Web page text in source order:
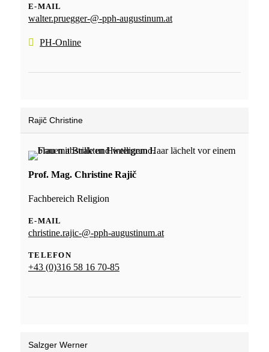
E-MAIL
walter.pruegger-@-pph-augustinum.at
PH-Online
Rajič Christine
Prof. Mag. Christine Rajič
Fachbereich Religion
E-MAIL
christine.rajic-@-pph-augustinum.at
TELEFON
+43 (0)316 58 16 70-85
Salzger Werner